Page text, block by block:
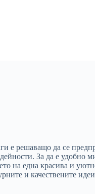
е решаващо да се
За да е удобно
на една красива и
и качествените